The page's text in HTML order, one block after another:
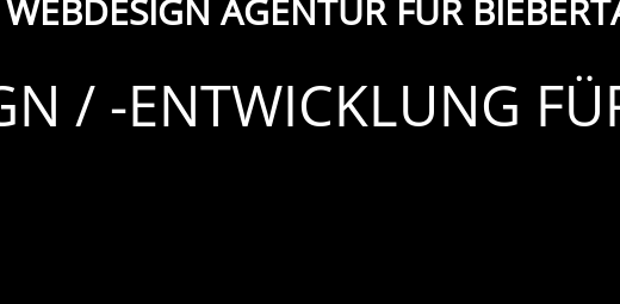
WEBDESIGN AGENTUR FÜR
/ -ENTWICKLUNG